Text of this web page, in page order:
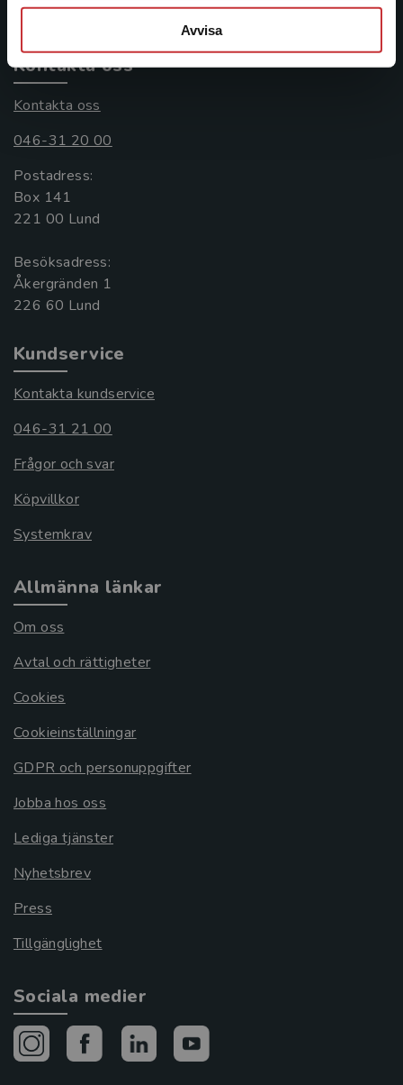
Avvisa
längs hela kunskapsresan.
Kontakta oss
Kontakta oss
046-31 20 00
Postadress:
Box 141
221 00 Lund
Besöksadress:
Åkergränden 1
Kundservice
Kontakta kundservice
046-31 21 00
Frågor och svar
Köpvillkor
Systemkrav
Allmänna länkar
Om oss
Avtal och rättigheter
Cookies
Cookieinställningar
GDPR och personuppgifter
Jobba hos oss
Lediga tjänster
Nyhetsbrev
Press
Tillgänglighet
Sociala medier